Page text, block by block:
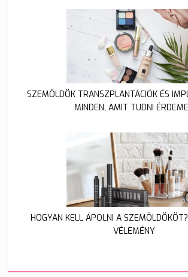
SZEMÖLDÖK TRANSZPLANTÁCIÓK ÉS
MINDEN, AMIT TUDNI
HOGYAN KELL ÁPOLNI A
VÉLEMÉNY